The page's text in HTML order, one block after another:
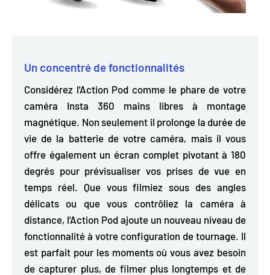
Un concentré de fonctionnalités
Considérez l'Action Pod comme le phare de votre
caméra Insta 360 mains libres à montage
magnétique. Non seulement il prolonge la durée de
vie de la batterie de votre caméra, mais il vous
offre également un écran complet pivotant à 180
degrés pour prévisualiser vos prises de vue en
temps réel. Que vous filmiez sous des angles
délicats ou que vous contrôliez la caméra à
distance, l'Action Pod ajoute un nouveau niveau de
fonctionnalité à votre configuration de tournage. Il
est parfait pour les moments où vous avez besoin
de capturer plus, de filmer plus longtemps et de